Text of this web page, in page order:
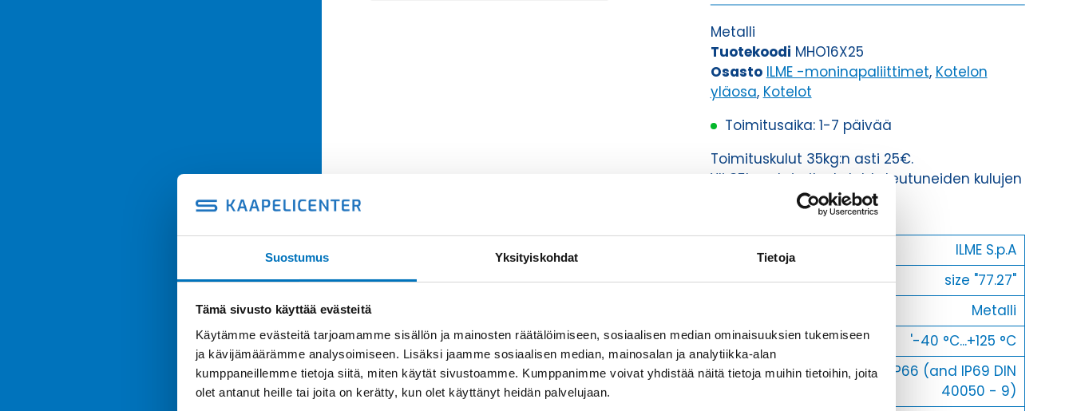
Suostumus Yksityiskohdat Tietoja
Tämä sivusto käyttää evästeitä
Käytämme evästeitä tarjoamamme sisällön ja mainosten räätälöimiseen, sosiaalisen median ominaisuuksien tukemiseen
ja kävijämäärämme analysoimiseen. Lisäksi jaamme sosiaalisen median, mainosalan ja analytiikka-alan
kumppaneillemme tietoja siitä, miten käytät sivustoamme. Kumppanimme voivat yhdistää näitä tietoja muihin tietoihin, joita
olet antanut heille tai joita on kerätty, kun olet käyttänyt heidän palvelujaan.
SALPAA,
ILMAN
TIIVISTETTÄ
KOTELON
YLÄOSA
Metalli
Tuotekoodi MHO16X25
Osasto ILME -moninapaliittimet, Kotelon
yläosa, Kotelot
Toimitusaika: 1-7 päivää
Toimituskulut 35kg:n asti 25€.
Yli 35kg:n toimituskulut toteutuneiden kulujen
Valmistaja
ILME S.p.A
Koko
size "77.27"
Metalli
Käyttölämpötila
'-40 °C...+125 °C
IP-luokka
IP66 (and IP69 DIN
40050 - 9)